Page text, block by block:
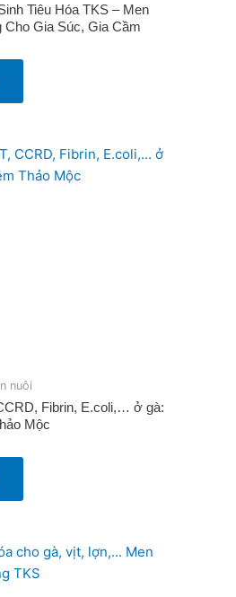
Tiêu Hóa TKS – Men
Cho Gia Súc, Gia Cầm
nuôi
Fibrin, E.coli,… ở gà:
Mộc